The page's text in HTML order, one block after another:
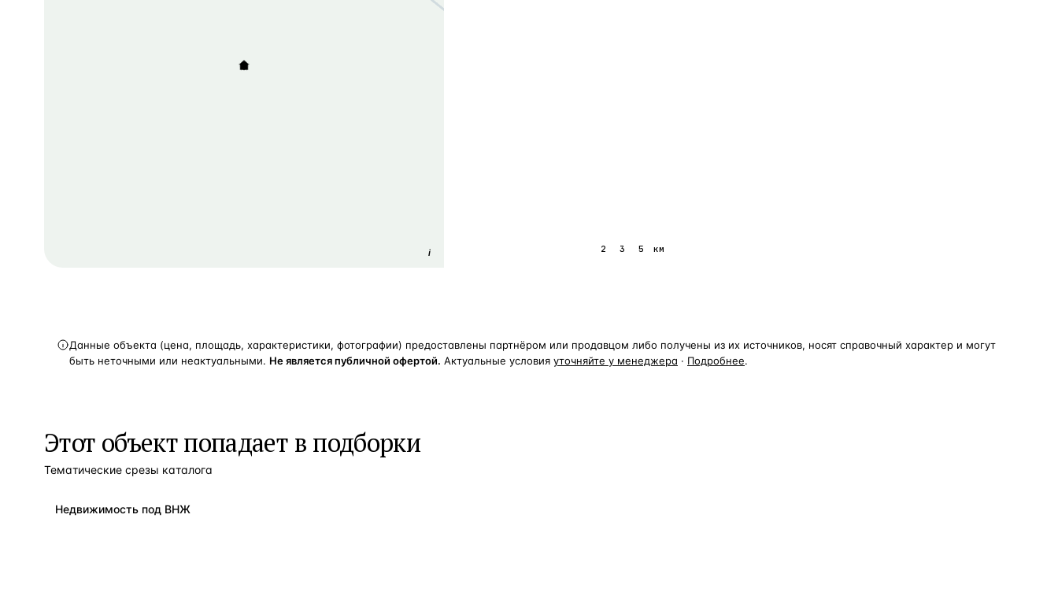
i 2 3 5 км
Данные объекта (цена, площадь, характеристики, фотографии) предоставлены партнёром или продавцом либо получены из их источников, носят справочный характер и могут
быть неточными или неактуальными. Не является публичной офертой. Актуальные условия уточняйте у менеджера · Подробнее.
Этот объект попадает в подборки
Тематические срезы каталога
Недвижимость под ВНЖ